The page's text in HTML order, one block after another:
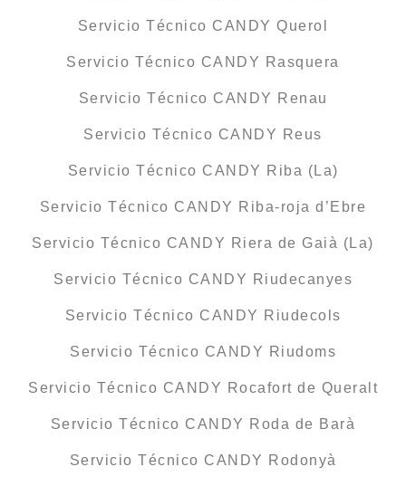
Servicio Técnico CANDY Querol
Servicio Técnico CANDY Rasquera
Servicio Técnico CANDY Renau
Servicio Técnico CANDY Reus
Servicio Técnico CANDY Riba (La)
Servicio Técnico CANDY Riba-roja d’Ebre
Servicio Técnico CANDY Riera de Gaià (La)
Servicio Técnico CANDY Riudecanyes
Servicio Técnico CANDY Riudecols
Servicio Técnico CANDY Riudoms
Servicio Técnico CANDY Rocafort de Queralt
Servicio Técnico CANDY Roda de Barà
Servicio Técnico CANDY Rodonyà